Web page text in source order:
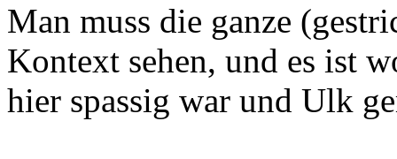
Man muss die ganze
Kontext sehen, und es ist
hier spassig war und Ulk